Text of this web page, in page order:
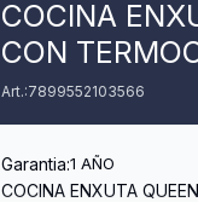
COCINA
CON
7899552103566
Garantia:1 AÑO
COCINA ENXUTA